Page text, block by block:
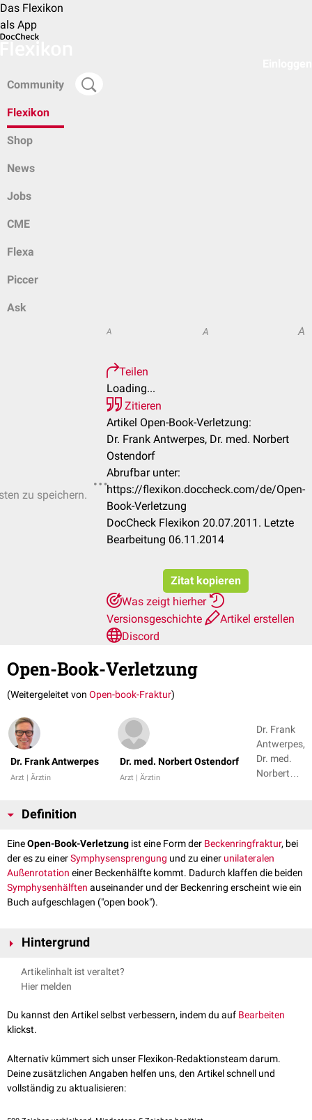
Das Flexikon
als App
Community
Flexikon
Shop
News
Jobs
CME
Flexa
Piccer
Ask
zu speichern.
A A A
Teilen
Loading...
Zitieren
Artikel Open-Book-Verletzung:
Dr. Frank Antwerpes, Dr. med. Norbert
Ostendorf
Abrufbar unter:
https://flexikon.doccheck.com/de/Open-
Book-Verletzung
DocCheck Flexikon 20.07.2011. Letzte
Bearbeitung 06.11.2014
Zitat kopieren
Was zeigt hierher
Versionsgeschichte
Artikel erstellen
Discord
Open-Book-Verletzung
(Weitergeleitet von Open-book-Fraktur)
Dr. Frank Antwerpes
Arzt | Ärztin
Dr. med. Norbert Ostendorf
Arzt | Ärztin
Dr. Frank
Antwerpes,
Dr. med.
Norbert
Definition
EineOpen-Book-Verletzung ist eine Form der Beckenringfraktur, bei
der es zu einerSymphysensprengung und zu einer unilateralen
Außenrotation einer Beckenhälfte kommt. Dadurch klaffen die beiden
Symphysenhälften auseinander und der Beckenring erscheint wie ein
Buch aufgeschlagen ("open book").
Hintergrund
Die Open-Book-Verletzung entspricht einer Beckenverletzung Typ B 1 der
AO-Klassifikation
unilateraler Außenrotation undanteriorerSprengung der
Iliosakralfuge
unilateraler Außenrotation undSakrumfraktur
Artikelinhalt ist veraltet?
Hier melden
Du kannst den Artikel selbst verbessern, indem du auf Bearbeiten
klickst.
Alternativ kümmert sich unser Flexikon-Redaktionsteam darum.
Deine zusätzlichen Angaben helfen uns, den Artikel schnell und
vollständig zu aktualisieren: